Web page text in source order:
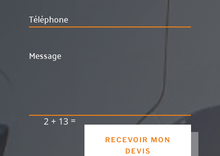
2 + 13 =
RECEVOIR MON
DEVIS